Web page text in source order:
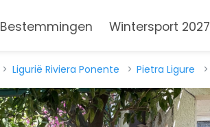
Bestemmingen Wintersport 2027
Ligurië Riviera Ponente Pietra Ligure